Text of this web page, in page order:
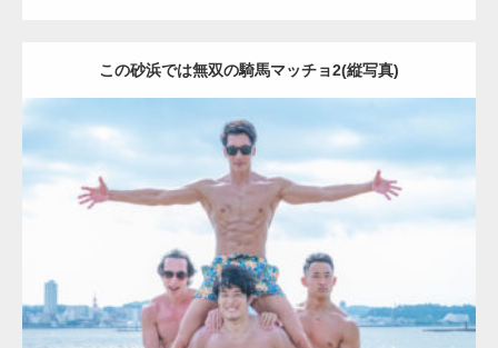
この砂浜では無双の騎馬マッチョ2(縦写真)
Update: 2023.09.6
AKIHITO(細マッチョ) SOSUKE
ダウンロード